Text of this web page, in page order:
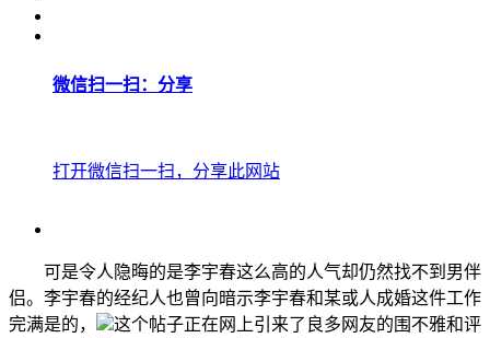
微信扫一扫：分享
打开微信扫一扫，分享此网站
可是令人隐晦的是李宇春这么高的人气却仍然找不到男伴
侣。李宇春的经纪人也曾向暗示李宇春和某或人成婚这件工作
完满是的，
这个帖子正在网上引来了良多网友的围不雅和评